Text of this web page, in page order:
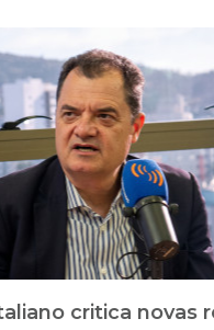
critica novas